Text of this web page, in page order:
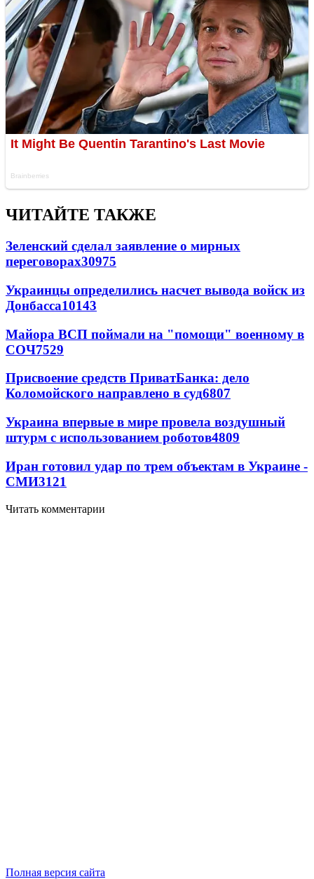
ЧИТАЙТЕ ТАКЖЕ
Зеленский сделал заявление о мирных
переговорах30975
Украинцы определились насчет вывода войск из
Донбасса10143
Майора ВСП поймали на "помощи" военному в
СОЧ7529
Присвоение средств ПриватБанка: дело
Коломойского направлено в суд6807
Украина впервые в мире провела воздушный
штурм с использованием роботов4809
Иран готовил удар по трем объектам в Украине -
СМИ3121
Читать комментарии
Полная версия сайта